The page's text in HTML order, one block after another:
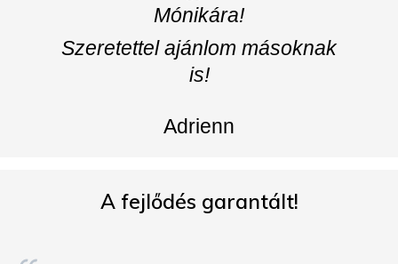
Mónikára!
Szeretettel ajánlom másoknak
is!
Adrienn
A fejlődés garantált!